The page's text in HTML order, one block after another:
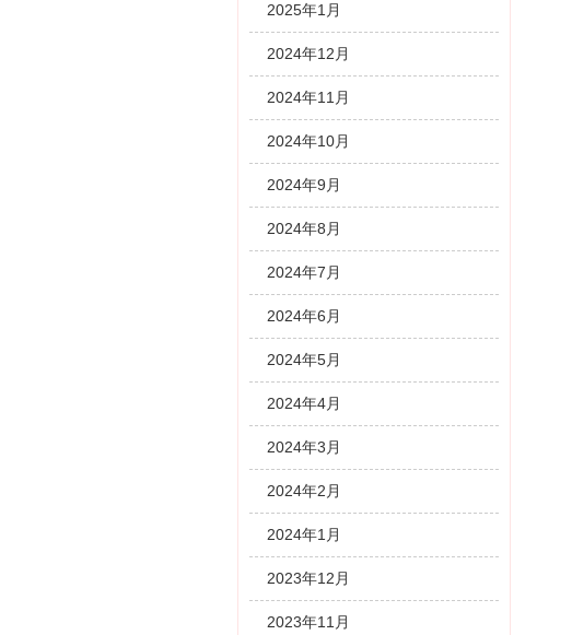
2025年1月
2024年12月
2024年11月
2024年10月
2024年9月
2024年8月
2024年7月
2024年6月
2024年5月
2024年4月
2024年3月
2024年2月
2024年1月
2023年12月
2023年11月